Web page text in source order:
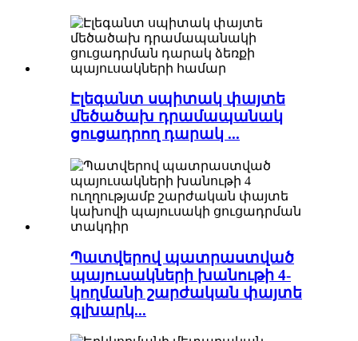
Էլեգանտ սպիտակ փայտե
մեծածախ դրամապանակ
ցուցադրող դարակ ...
Պատվերով պատրաստված
պայուսակների խանութի 4-
կողմանի շարժական փայտե
գլխարկ...